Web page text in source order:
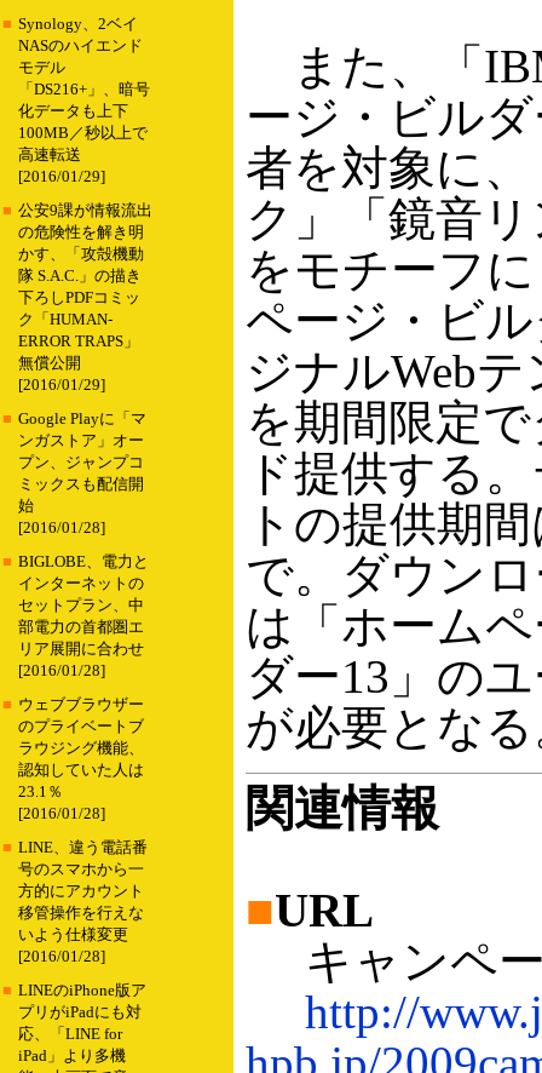
■ Synology、2ベイ
NASのハイエンド
モデル
「DS216+」、暗号
化データも上下
100MB／秒以上で
高速転送
[2016/01/29]
■ 公安9課が情報流出
の危険性を解き明
かす、「攻殻機動
隊 S.A.C.」の描き
下ろしPDFコミッ
ク「HUMAN-
ERROR TRAPS」
無償公開
[2016/01/29]
■ Google Playに「マ
ンガストア」オー
プン、ジャンプコ
ミックスも配信開
始
[2016/01/28]
■ BIGLOBE、電力と
インターネットの
セットプラン、中
部電力の首都圏エ
リア展開に合わせ
[2016/01/28]
■ ウェブブラウザー
のプライベートブ
ラウジング機能、
認知していた人は
23.1％
[2016/01/28]
■ LINE、違う電話番
号のスマホから一
方的にアカウント
移管操作を行えな
いよう仕様変更
[2016/01/28]
■ LINEのiPhone版ア
プリがiPadにも対
応、「LINE for
iPad」より多機
また、「
ージ・ビル
者を対象に
ク」「鏡音
をモチーフ
ページ・ビ
ジナルWeb
を期間限定
ド提供する
トの提供期
で。ダウン
は「ホーム
ダー13」の
が必要とな
関連情報
■URL
キャンペ
http://